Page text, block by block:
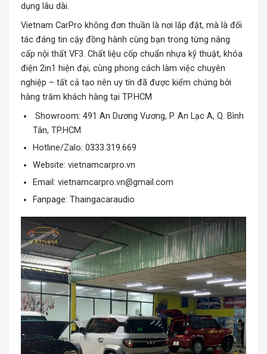
dụng lâu dài.
Vietnam CarPro không đơn thuần là nơi lắp đặt, mà là đối
tác đáng tin cậy đồng hành cùng bạn trong từng nâng
cấp nội thất VF3. Chất liệu cốp chuẩn nhựa kỹ thuật, khóa
điện 2in1 hiện đại, cùng phong cách làm việc chuyên
nghiệp – tất cả tạo nên uy tín đã được kiểm chứng bởi
hàng trăm khách hàng tại TP.HCM
Showroom: 491 An Dương Vương, P. An Lạc A, Q. Bình
Tân, TP.HCM
Hotline/Zalo: 0333.319.669
Website: vietnamcarpro.vn
Email: vietnamcarpro.vn@gmail.com
Fanpage: Thaingacaraudio